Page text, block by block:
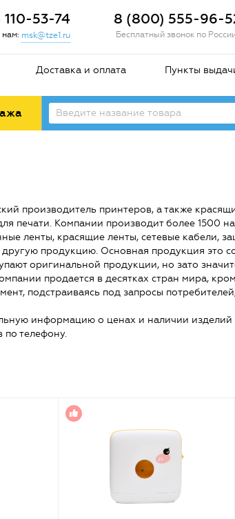
53-74
msk@tze1.ru
8 (800) 555-96-
Бесплатный звонок по
Доставка и оплата Пункты
производитель принтеров, а также
печати. Компании производит более 1500
ленты, красящие ленты, сетевые кабели,
продукцию. Основная продукция это
оригинальной продукции, но зато
продается в десятках стран мира,
подстраиваясь под запросы
информацию о ценах и наличии изделий
по телефону.